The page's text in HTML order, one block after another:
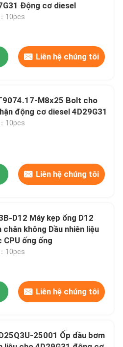
và phụ kiện
Động cơ diesel
10pcs
Liên hệ chúng tôi
M8x25 Bolt cho
động cơ diesel 4D29G31
10pcs
Liên hệ chúng tôi
D12 Máy kẹp ống D12
chân không Dầu nhiên liệu
CPU ống ống
10pcs
Liên hệ chúng tôi
25001 Ốp dầu bơm